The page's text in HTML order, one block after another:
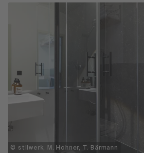
© stilwerk, M. Hohner, T. Bärmann